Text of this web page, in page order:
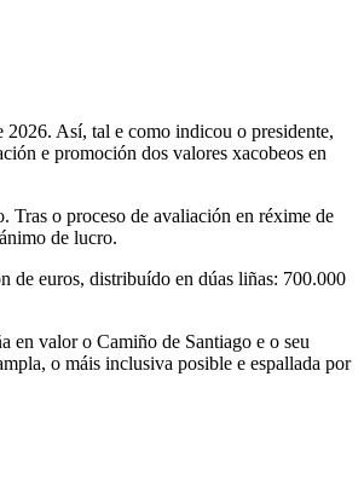
2026. Así, tal e como indicou o presidente,
e promoción dos valores xacobeos en
Tras o proceso de avaliación en réxime de
de lucro.
de euros, distribuído en dúas liñas: 700.000
en valor o Camiño de Santiago e o seu
o máis inclusiva posible e espallada por